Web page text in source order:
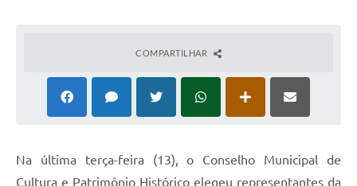
COMPARTILHAR
Na última terça-feira (13), o Conselho Municipal de
Cultura e Patrimônio Histórico elegeu representantes da